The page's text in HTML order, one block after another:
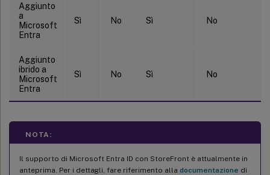
Aggiunto
a
Microsoft
Entra
Sì No Sì No
Aggiunto
ibrido a
Microsoft
Entra
Sì No Sì No
NOTA:
Il supporto di Microsoft Entra ID con StoreFront è attualmente in
anteprima. Per i dettagli, fare riferimento alla documentazione di